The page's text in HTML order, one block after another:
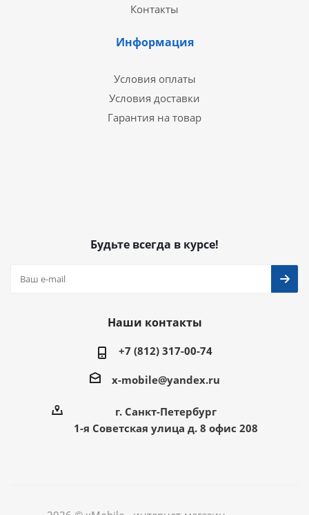
Контакты
Информация
Условия оплаты
Условия доставки
Гарантия на товар
Будьте всегда в курсе!
Наши контакты
+7 (812) 317-00-74
x-mobile@yandex.ru
г. Санкт-Петербург
1-я Советская улица д. 8 офис 208